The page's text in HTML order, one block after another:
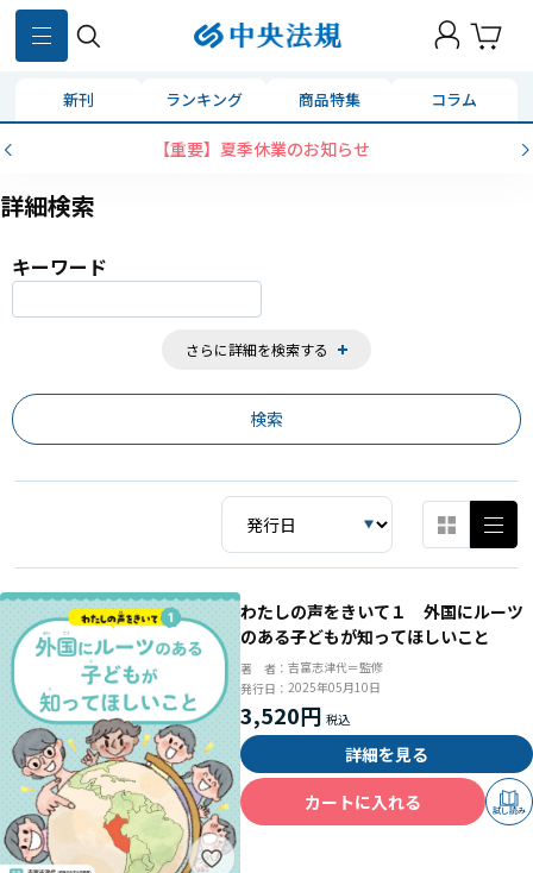
新刊 ランキング 商品特集 コラム
コンビニ決済に「セブンイレブン」を追加いたしました
詳細検索
キーワード
さらに詳細を検索する
859
わたしの声をきいて１ 外国にルーツ
のある子どもが知ってほしいこと
著 者： 吉富志津代＝監修
発行日： 2025年05月10日
3,520円
詳細を見る
カートに入れる
試し読み